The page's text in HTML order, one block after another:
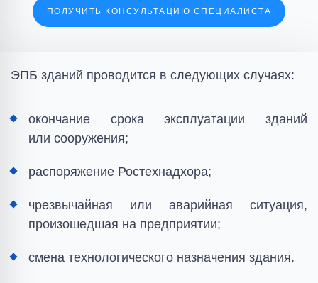
ПОЛУЧИТЬ КОНСУЛЬТАЦИЮ СПЕЦИАЛИСТА
ЭПБ зданий проводится в следующих случаях:
окончание срока эксплуатации зданий
или сооружения;
распоряжение Ростехнадхора;
чрезвычайная или аварийная ситуация,
произошедшая на предприятии;
смена технологического назначения здания.